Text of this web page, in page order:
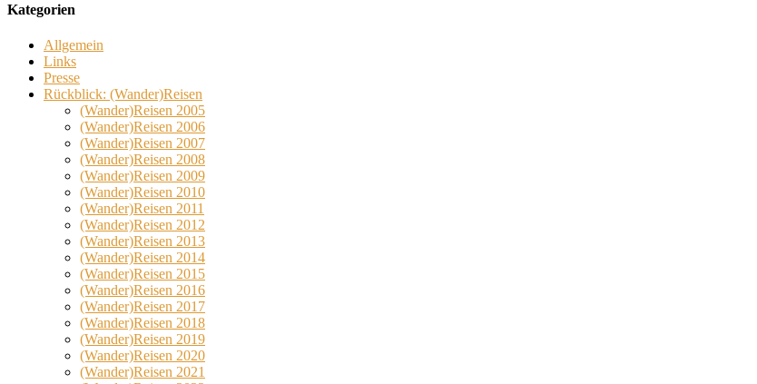
Kategorien
Allgemein
Links
Presse
Rückblick: (Wander)Reisen
(Wander)Reisen 2005
(Wander)Reisen 2006
(Wander)Reisen 2007
(Wander)Reisen 2008
(Wander)Reisen 2009
(Wander)Reisen 2010
(Wander)Reisen 2011
(Wander)Reisen 2012
(Wander)Reisen 2013
(Wander)Reisen 2014
(Wander)Reisen 2015
(Wander)Reisen 2016
(Wander)Reisen 2017
(Wander)Reisen 2018
(Wander)Reisen 2019
(Wander)Reisen 2020
(Wander)Reisen 2021